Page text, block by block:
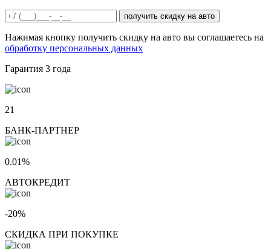
получить скидку на авто
Нажимая кнопку получить скидку на авто вы соглашаетесь на
обработку персональных данных
Гарантия 3 года
21
БАНК-ПАРТНЕР
0.01%
АВТОКРЕДИТ
-20%
СКИДКА ПРИ ПОКУПКЕ